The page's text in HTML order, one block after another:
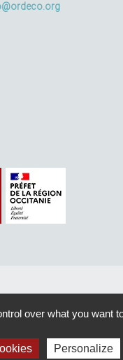
over what you want
Personalize